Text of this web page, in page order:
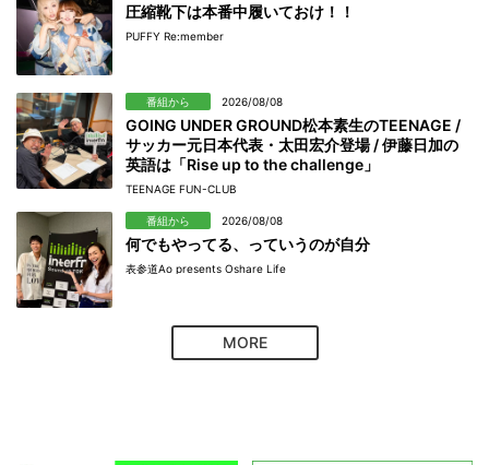
圧縮靴下は本番中履いておけ！！
PUFFY Re:member
番組から 2026/08/08
GOING UNDER GROUND松本素生のTEENAGE /
サッカー元日本代表・太田宏介登場 / 伊藤日加の
英語は「Rise up to the challenge」
TEENAGE FUN-CLUB
番組から 2026/08/08
何でもやってる、っていうのが自分
表参道Ao presents Oshare Life
MORE